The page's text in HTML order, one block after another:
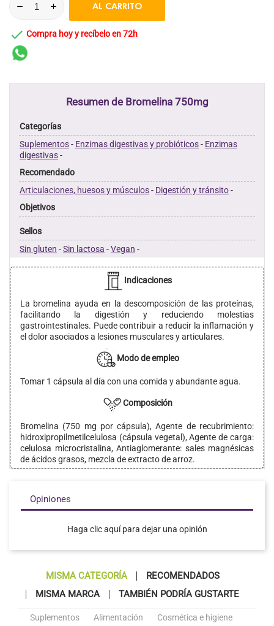
AL CARRITO
 Compra hoy y recíbelo en 72h
Resumen de Bromelina 750mg
Categorías
Suplementos- Enzimas digestivas y probióticos- Enzimas
digestivas-
Recomendado
Articulaciones, huesos y músculos- Digestión y tránsito-
Objetivos
Sellos
Sin gluten -Sin lactosa -Vegan -
Indicaciones
La bromelina ayuda en la descomposición de las proteínas,
facilitando la digestión y reduciendo molestias
gastrointestinales. Puede contribuir a reducir la inflamación y
el dolor asociados a lesiones musculares y articulares.
Modo de empleo
Tomar 1 cápsula al día con una comida y abundante agua.
Composición
Bromelina (750 mg por cápsula), Agente de recubrimiento:
hidroxipropilmetilcelulosa (cápsula vegetal), Agente de carga:
celulosa microcristalina, Antiaglomerante: sales magnésicas
de ácidos grasos, mezcla de extracto de arroz.
Opiniones
Haga clic aquí para dejar una opinión
MISMA CATEGORÍA
RECOMENDADOS
MISMA MARCA
TAMBIÉN PODRÍA GUSTARTE
Suplementos Alimentación
Cosmética e higiene